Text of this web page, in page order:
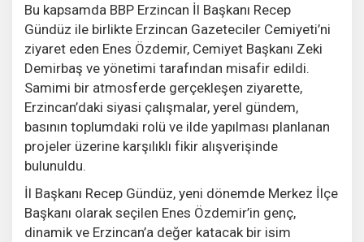
Bu kapsamda BBP Erzincan İl Başkanı Recep
Gündüz ile birlikte Erzincan Gazeteciler Cemiyeti’ni
ziyaret eden Enes Özdemir, Cemiyet Başkanı Zeki
Demirbaş ve yönetimi tarafından misafir edildi.
Samimi bir atmosferde gerçekleşen ziyarette,
Erzincan’daki siyasi çalışmalar, yerel gündem,
basının toplumdaki rolü ve ilde yapılması planlanan
projeler üzerine karşılıklı fikir alışverişinde
bulunuldu.
İl Başkanı Recep Gündüz, yeni dönemde Merkez İlçe
Başkanı olarak seçilen Enes Özdemir’in genç,
dinamik ve Erzincan’a değer katacak bir isim